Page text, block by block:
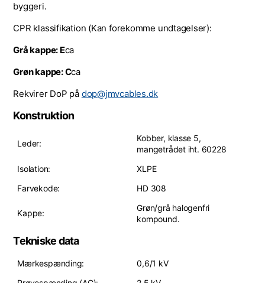
byggeri.
CPR klassifikation (Kan forekomme undtagelser):
Grå kappe: Eca
Grøn kappe: Cca
Rekvirer DoP på dop@jmvcables.dk
Konstruktion
Leder:
Kobber, klasse 5,
mangetrådet iht. 60228
Isolation:
XLPE
Farvekode:
HD 308
Kappe:
Grøn/grå halogenfri
kompound.
Tekniske data
Mærkespænding:
0,6/1 kV